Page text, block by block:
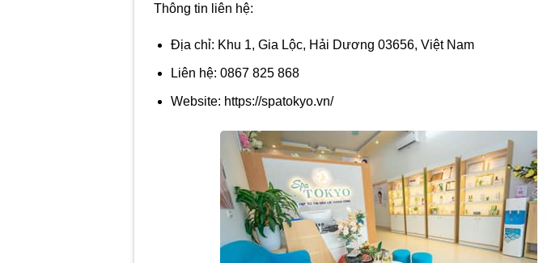
Thông tin liên hệ:
Địa chỉ: Khu 1, Gia Lộc, Hải Dương 03656, Việt Nam
Liên hệ: 0867 825 868
Website: https://spatokyo.vn/